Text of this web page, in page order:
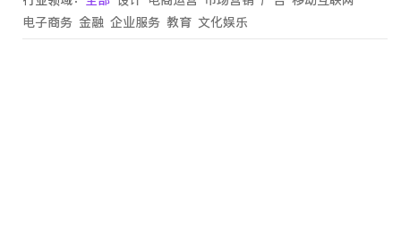
电子商务 金融 企业服务 教育 文化娱乐